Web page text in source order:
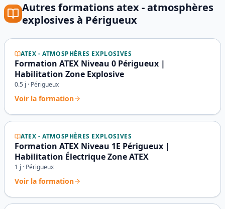
Autres formationsatex - atmosphères
explosivesà Périgueux
ATEX - ATMOSPHÈRES EXPLOSIVES
Formation ATEX Niveau 0 Périgueux |
Habilitation Zone Explosive
0.5 j · Périgueux
Voir la formation
ATEX - ATMOSPHÈRES EXPLOSIVES
Formation ATEX Niveau 1E Périgueux |
Habilitation Électrique Zone ATEX
1 j · Périgueux
Voir la formation